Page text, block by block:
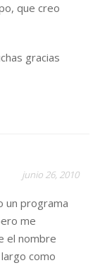
que creo
gracias
junio 26, 2010
un programa
me
el nombre
como